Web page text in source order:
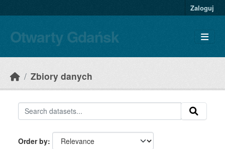
Zaloguj
Otwarty Gdańsk
Zbiory danych
Order by